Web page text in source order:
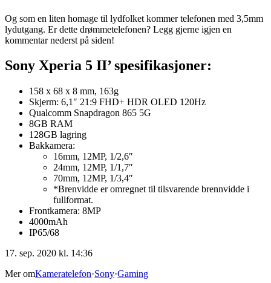
Og som en liten homage til lydfolket kommer telefonen med 3,5mm
lydutgang. Er dette drømmetelefonen? Legg gjerne igjen en
kommentar nederst på siden!
Sony Xperia 5 II’ spesifikasjoner:
158 x 68 x 8 mm, 163g
Skjerm: 6,1″ 21:9 FHD+ HDR OLED 120Hz
Qualcomm Snapdragon 865 5G
8GB RAM
128GB lagring
Bakkamera:
16mm, 12MP, 1/2,6″
24mm, 12MP, 1/1,7″
70mm, 12MP, 1/3,4″
*Brenvidde er omregnet til tilsvarende brennvidde i
fullformat.
Frontkamera: 8MP
4000mAh
IP65/68
17. sep. 2020 kl. 14:36
Mer omKameratelefon·Sony·Gaming